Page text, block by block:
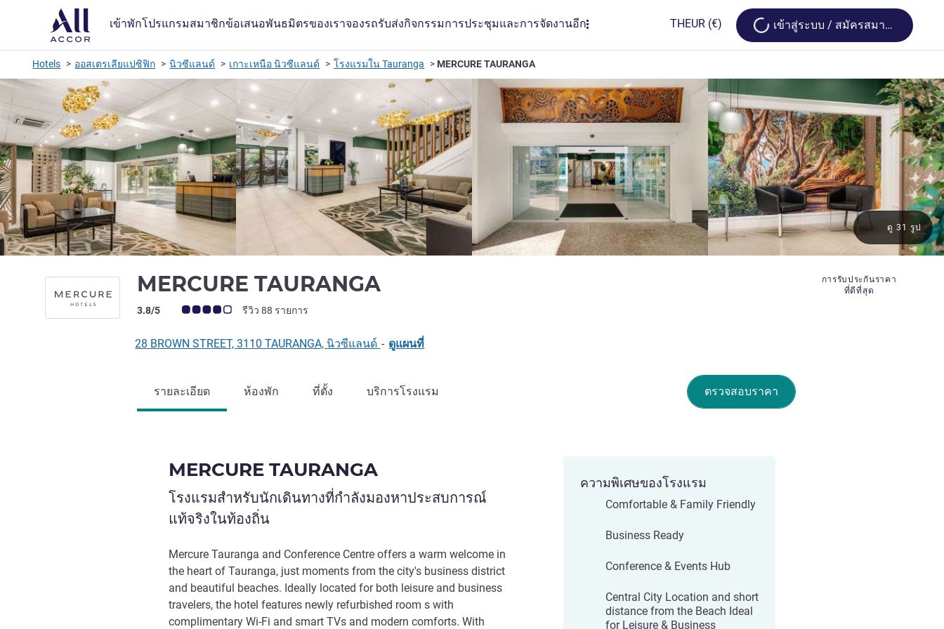
เข้าพักโปรแกรมสมาชิกข้อเสนอพันธมิตรของเราจองรถรับส่งกิจกรรมการประชุมและการจัดงานอีก THEUR (€) Loading...
เข้าสู่ระบบ / สมัครสมาชิก
Hotels ออสเตรเลียแปซิฟิก นิวซีแลนด์ เกาะเหนือ นิวซีแลนด์ โรงแรมใน Tauranga MERCURE TAURANGA
MERCURE TAURANGA
คะแนนความคิดเห็นจากแขก (เรทติ้งบน ALL)
3.8/5 รีวิว 88 รายการ
การรับประกันราคา
ที่ดีที่สุด
ดู 31 รูป
28 BROWN STREET, 3110 TAURANGA, นิวซีแลนด์ - ดูแผนที่
ตรวจสอบราคา
รายละเอียด ห้องพัก ที่ตั้ง บริการโรงแรม
MERCURE TAURANGA
โรงแรมสำหรับนักเดินทางที่กำลังมองหาประสบการณ์
แท้จริงในท้องถิ่น
Mercure Tauranga and Conference Centre offers a warm welcome in
the heart of Tauranga, just moments from the city's business district
and beautiful beaches. Ideally located for both leisure and business
travelers, the hotel features newly refurbished room s with
complimentary Wi-Fi and smart TVs and modern comforts. With
ความพิเศษของโรงแรม
Comfortable & Family Friendly
Business Ready
Conference & Events Hub
Central City Location and short
distance from the Beach Ideal
for Leisure & Business